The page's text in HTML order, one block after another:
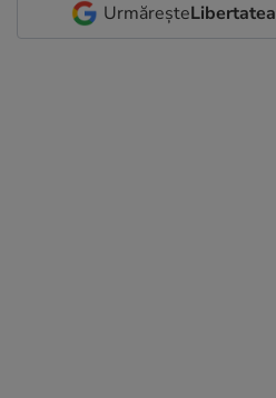
UrmăreșteLibertatea